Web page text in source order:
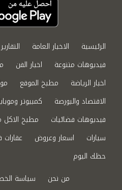
الرئيسية الاخبار العامة
فيديوهات متنوعة
اخبار الفن
اخبار الرياضة
مطبخ الموقع
الاقتصاد والبورصة
كمبيوتر
فيديوهات فضائيات
مطبخ
سيارات
اسعار وعروض
حظك اليوم
من نحن
سياسة